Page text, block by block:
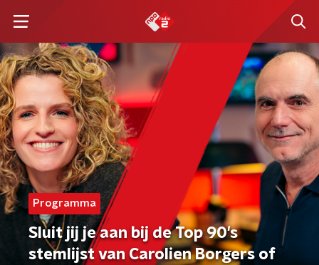
Programma
Sluit jij je aan bij de Top 90's
stemlijst van Carolien Borgers of